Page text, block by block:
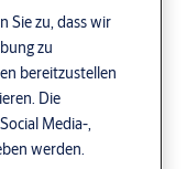
Sie zu, dass wir
zu
bereitzustellen
Die
Media-,
werden.